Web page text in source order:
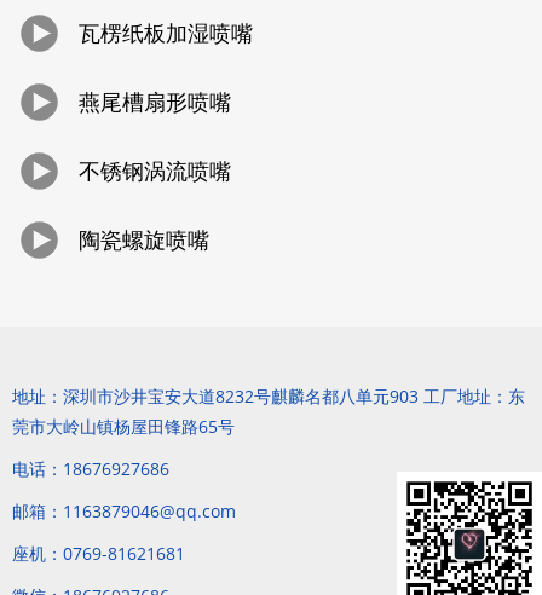
瓦楞纸板加湿喷嘴
燕尾槽扇形喷嘴
不锈钢涡流喷嘴
陶瓷螺旋喷嘴
地址：深圳市沙井宝安大道8232号麒麟名都八单元903 工厂地址：东
莞市大岭山镇杨屋田锋路65号
电话：18676927686
邮箱：1163879046@qq.com
座机：0769-81621681